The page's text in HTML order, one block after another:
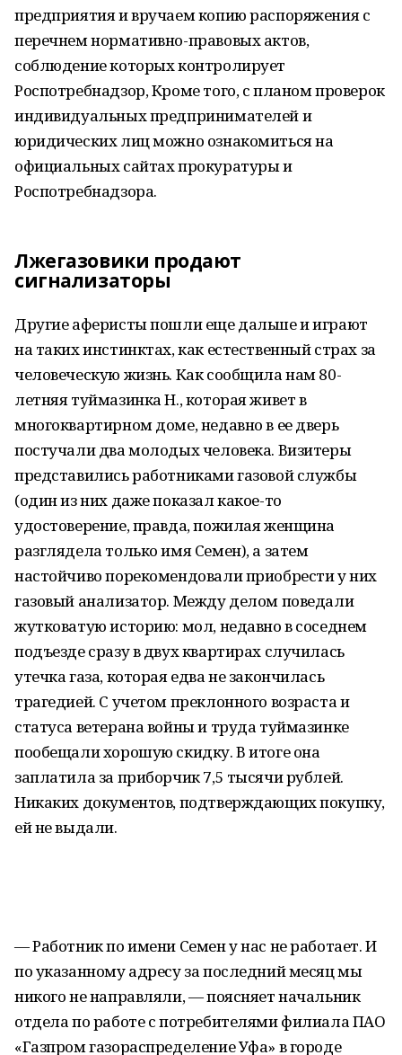
предприятия и вручаем копию распоряжения с
перечнем нормативно-правовых актов,
соблюдение которых контролирует
Роспотребнадзор, Кроме того, с планом проверок
индивидуальных предпринимателей и
юридических лиц можно ознакомиться на
официальных сайтах прокуратуры и
Роспотребнадзора.
Лжегазовики продают
сигнализаторы
Другие аферисты пошли еще дальше и играют
на таких инстинктах, как естественный страх за
человеческую жизнь. Как сообщила нам 80-
летняя туймазинка Н., которая живет в
многоквартирном доме, недавно в ее дверь
постучали два молодых человека. Визитеры
представились работниками газовой службы
(один из них даже показал какое-то
удостоверение, правда, пожилая женщина
разглядела только имя Семен), а затем
настойчиво порекомендовали приобрести у них
газовый анализатор. Между делом поведали
жутковатую историю: мол, недавно в соседнем
подъезде сразу в двух квартирах случилась
утечка газа, которая едва не закончилась
трагедией. С учетом преклонного возраста и
статуса ветерана войны и труда туймазинке
пообещали хорошую скидку. В итоге она
заплатила за приборчик 7,5 тысячи рублей.
Никаких документов, подтверждающих покупку,
ей не выдали.
— Работник по имени Семен у нас не работает. И
по указанному адресу за последний месяц мы
никого не направляли, — поясняет начальник
отдела по работе с потребителями филиала ПАО
«Газпром газораспределение Уфа» в городе